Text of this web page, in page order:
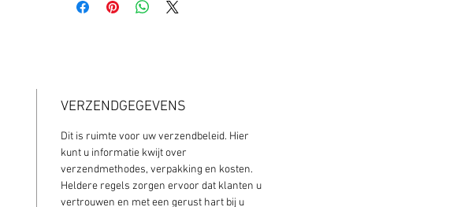
VERZENDGEGEVENS
Dit is ruimte voor uw verzendbeleid. Hier
kunt u informatie kwijt over
verzendmethodes, verpakking en kosten.
Heldere regels zorgen ervoor dat klanten u
vertrouwen en met een gerust hart bij u